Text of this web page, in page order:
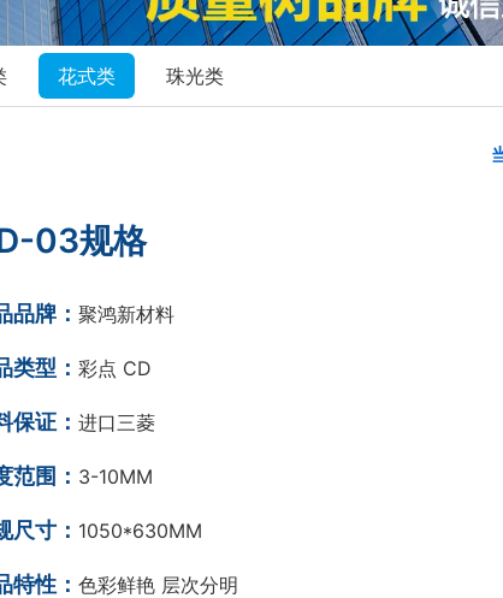
花式类 珠光类
03规格
品牌： 聚鸿新材料
类型： 彩点 CD
保证： 进口三菱
范围： 3-10MM
尺寸： 1050*630MM
特性： 色彩鲜艳 层次分明